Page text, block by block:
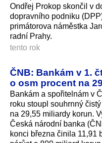
Ondřej Prokop skončil v
dopravního podniku
primátorova náměstka
radní Prahy.
tento rok
ČNB: Bankám v 1.
o osm procent na
Bankám a spořitelnám v
roku stoupl souhrnný
na 29,55 miliardy korun.
Česká národní banka
konci března činila 11,91